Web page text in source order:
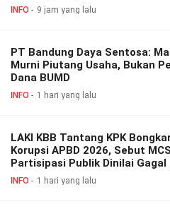
INFO 9 jam yang lalu
PT Bandung Daya Sentosa:
Murni Piutang Usaha, Bukan
Dana BUMD
INFO 1 hari yang lalu
LAKI KBB Tantang KPK
Korupsi APBD 2026, Sebut
Partisipasi Publik Dinilai Gagal
INFO 1 hari yang lalu